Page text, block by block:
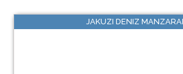
JAKUZI DENIZ